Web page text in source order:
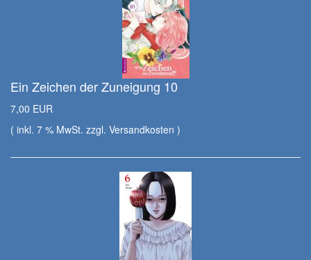
Ein Zeichen der Zuneigung 10
7,00 EUR
( inkl. 7 % MwSt. zzgl. Versandkosten )